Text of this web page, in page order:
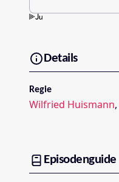
Details
Regie
Wilfried Huismann,
Episodenguide